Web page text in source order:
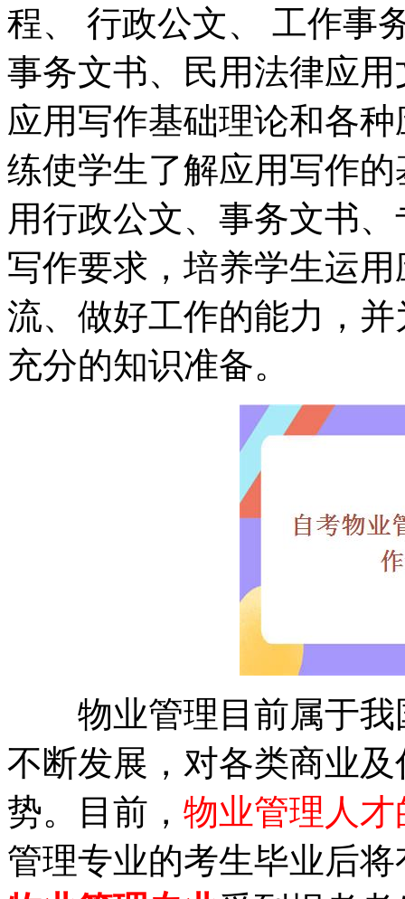
程、 行政公文、 工作事
事务文书、民用法律应
应用写作基础理论和各
练使学生了解应用写作
用行政公文、事务文书
写作要求，培养学生运
流、做好工作的能力，
充分的知识准备。
物业管理目前属于我
不断发展，对各类商业
势。目前， 物业管理人
管理专业的考生毕业后将